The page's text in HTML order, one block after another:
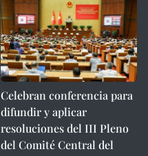
Celebran conferencia para
difundir y aplicar
resoluciones del III Pleno
del Comité Central del